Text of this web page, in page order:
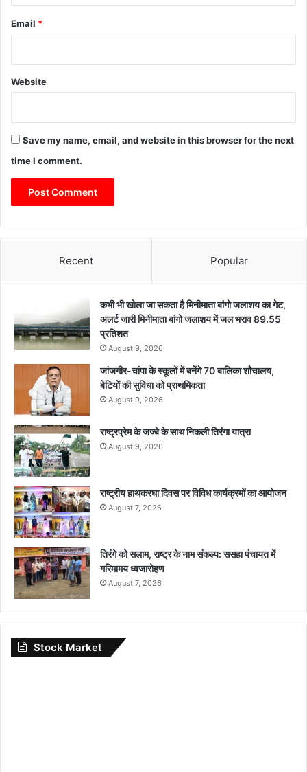
Email *
Website
Save my name, email, and website in this browser for the next
time I comment.
Recent Popular
कभी भी खोला जा सकता है मिनीमाता बांगो जलाशय का गेट,
अलर्ट जारी मिनीमाता बांगो जलाशय में जल भराव 89.55
प्रतिशत
August 9, 2026
जांजगीर-चांपा के स्कूलों में बनेंगे 70 बालिका शौचालय,
बेटियों की सुविधा को प्राथमिकता
August 9, 2026
राष्ट्रप्रेम के जज्बे के साथ निकली तिरंगा यात्रा
August 9, 2026
राष्ट्रीय हाथकरघा दिवस पर विविध कार्यक्रमों का आयोजन
August 7, 2026
तिरंगे को सलाम, राष्ट्र के नाम संकल्प: ससहा पंचायत में
गरिमामय ध्वजारोहण
August 7, 2026
Stock Market